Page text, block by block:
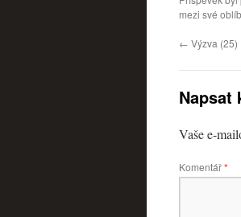
mezi své
← Výzva (25)
Napsat
Vaše e-
Komentář*